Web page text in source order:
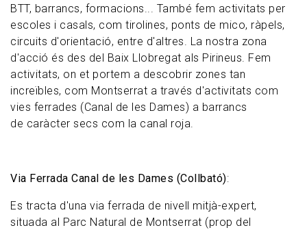
BTT, barrancs, formacions... També fem activitats per
escoles i casals, com tirolines, ponts de mico, ràpels,
circuits d'orientació, entre d'altres. La nostra zona
d'acció és des del Baix Llobregat als Pirineus. Fem
activitats, on et portem a descobrir zones tan
increïbles, com Montserrat a través d'activitats com
vies ferrades (Canal de les Dames) a barrancs
de caràcter secs com la canal roja.
Via Ferrada Canal de les Dames (Collbató):
Es tracta d'una via ferrada de nivell mitjà-expert,
situada al Parc Natural de Montserrat (prop del